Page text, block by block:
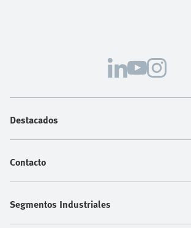
Destacados
Contacto
Segmentos Industriales